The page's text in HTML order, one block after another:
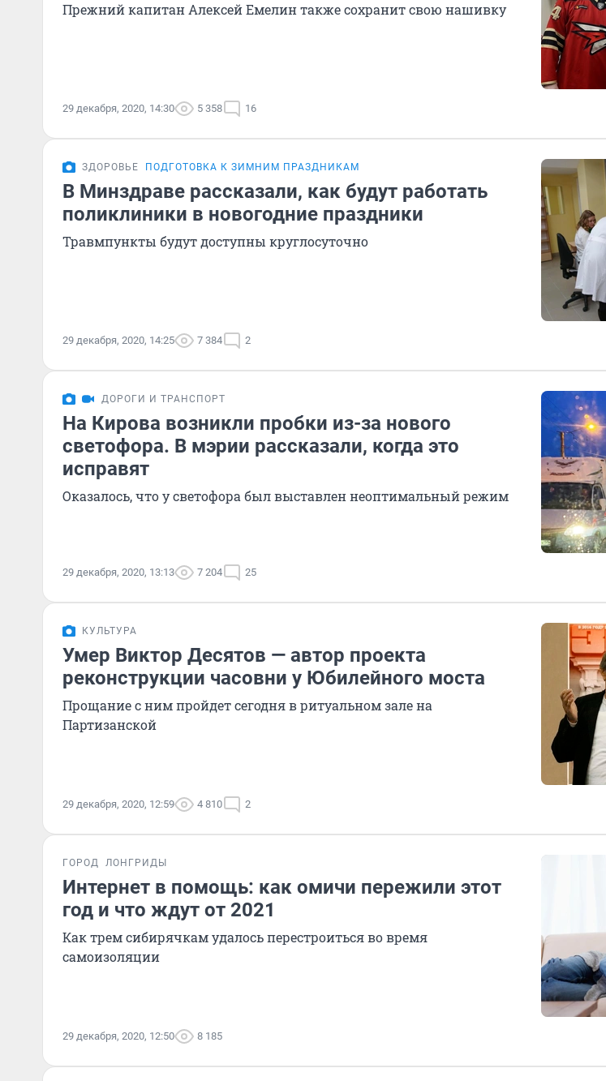
Прежний капитан Алексей Емелин также сохранит свою нашивку
29 декабря, 2020, 14:30 5 358 16
ЗДОРОВЬЕ ПОДГОТОВКА К ЗИМНИМ ПРАЗДНИКАМ
В Минздраве рассказали, как будут работать
поликлиники в новогодние праздники
Травмпункты будут доступны круглосуточно
29 декабря, 2020, 14:25 7 384 2
ДОРОГИ И ТРАНСПОРТ
На Кирова возникли пробки из-за нового
светофора. В мэрии рассказали, когда это
исправят
Оказалось, что у светофора был выставлен неоптимальный режим
29 декабря, 2020, 13:13 7 204 25
КУЛЬТУРА
Умер Виктор Десятов — автор проекта
реконструкции часовни у Юбилейного моста
Прощание с ним пройдет сегодня в ритуальном зале на
Партизанской
29 декабря, 2020, 12:59 4 810 2
ГОРОД ЛОНГРИДЫ
Интернет в помощь: как омичи пережили этот
год и что ждут от 2021
Как трем сибирячкам удалось перестроиться во время
самоизоляции
29 декабря, 2020, 12:50 8 185